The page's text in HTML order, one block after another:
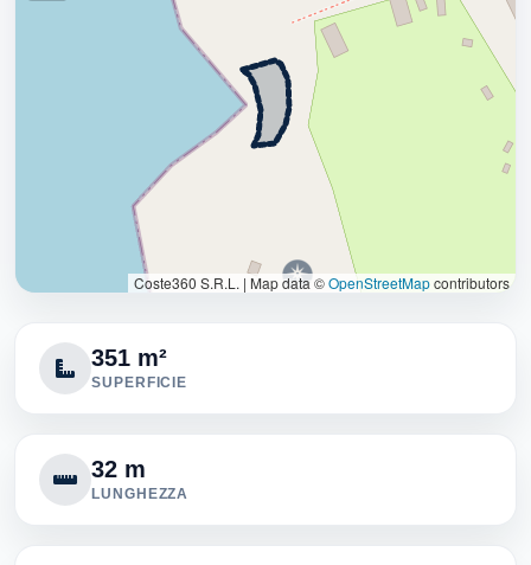
Coste360 S.R.L. | Map data ©OpenStreetMapcontributors
351 m²
SUPERFICIE
32 m
LUNGHEZZA